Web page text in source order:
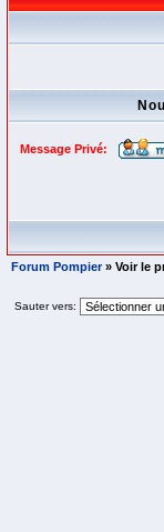
Message Privé:
Forum Pompier» Voir le
Sauter vers: